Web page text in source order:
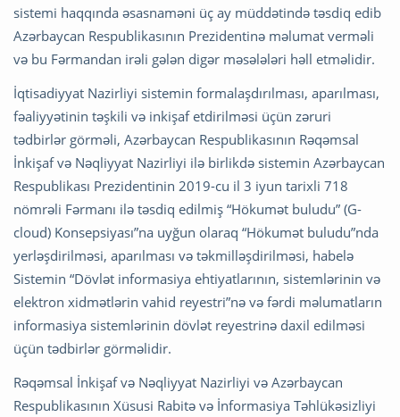
sistemi haqqında əsasnaməni üç ay müddətində təsdiq edib
Azərbaycan Respublikasının Prezidentinə məlumat verməli
və bu Fərmandan irəli gələn digər məsələləri həll etməlidir.
İqtisadiyyat Nazirliyi sistemin formalaşdırılması, aparılması,
fəaliyyətinin təşkili və inkişaf etdirilməsi üçün zəruri
tədbirlər görməli, Azərbaycan Respublikasının Rəqəmsal
İnkişaf və Nəqliyyat Nazirliyi ilə birlikdə sistemin Azərbaycan
Respublikası Prezidentinin 2019-cu il 3 iyun tarixli 718
nömrəli Fərmanı ilə təsdiq edilmiş “Hökumət buludu” (G-
cloud) Konsepsiyası”na uyğun olaraq “Hökumət buludu”nda
yerləşdirilməsi, aparılması və təkmilləşdirilməsi, habelə
Sistemin “Dövlət informasiya ehtiyatlarının, sistemlərinin və
elektron xidmətlərin vahid reyestri”nə və fərdi məlumatların
informasiya sistemlərinin dövlət reyestrinə daxil edilməsi
üçün tədbirlər görməlidir.
Rəqəmsal İnkişaf və Nəqliyyat Nazirliyi və Azərbaycan
Respublikasının Xüsusi Rabitə və İnformasiya Təhlükəsizliyi